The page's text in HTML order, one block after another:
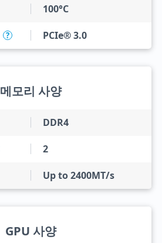
100°C
? PCIe® 3.0
메모리 사양
DDR4
2
Up to 2400MT/s
GPU 사양